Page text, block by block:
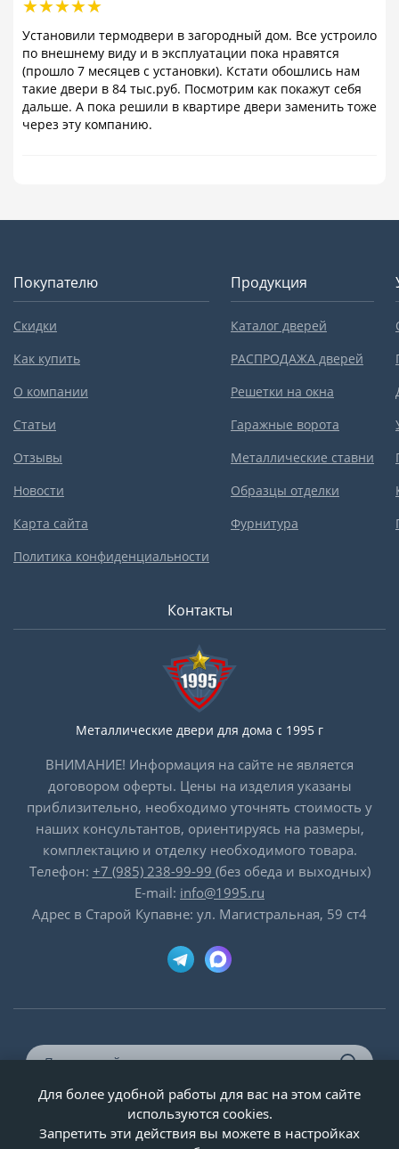
Установили термодвери в загородный дом. Все устроило
по внешнему виду и в эксплуатации пока нравятся
(прошло 7 месяцев с установки). Кстати обошлись нам
такие двери в 84 тыс.руб. Посмотрим как покажут себя
дальше. А пока решили в квартире двери заменить тоже
через эту компанию.
Покупателю
Скидки
Как купить
О компании
Статьи
Отзывы
Новости
Карта сайта
Политика конфиденциальности
Продукция
Каталог дверей
РАСПРОДАЖА дверей
Решетки на окна
Гаражные ворота
Металлические ставни
Образцы отделки
Фурнитура
Контакты
Металлические двери для дома с 1995 г
ВНИМАНИЕ! Информация на сайте не является
договором оферты. Цены на изделия указаны
приблизительно, необходимо уточнять стоимость у
наших консультантов, ориентируясь на размеры,
комплектацию и отделку необходимого товара.
Телефон: +7 (985) 238-99-99 (без обеда и выходных)
E-mail: info@1995.ru
Адрес в Старой Купавне: ул. Магистральная, 59 ст4
© ООО «Двери-и-точка», ИНН 5020092947, 1995-2026 г.
Для более удобной работы для вас на этом сайте
используются cookies.
Запретить эти действия вы можете в настройках